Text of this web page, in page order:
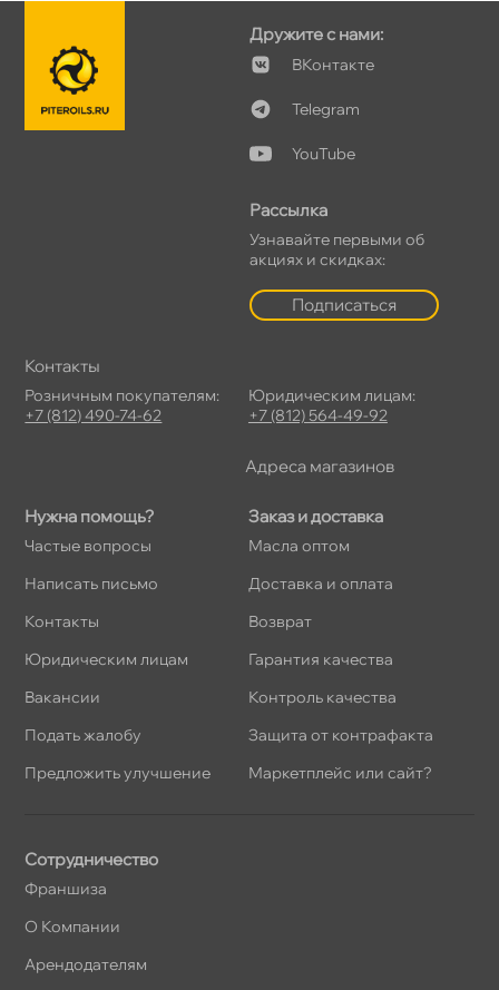
Нужна помощь?
Частые вопросы
Написать письмо
Контакты
Юридическим лицам
акансии
Подать жалобу
Предложить улучшение
Заказ и доставка
Масла оптом
Доставка и оплата
озврат
Гарантия качества
Контроль качества
Защита от контрафакта
Маркетплейс или сайт?
Дружите с нами:
Контакте
Telegram
YouTube
Рассылка
Узнавайте первыми о
акциях и скидках:
Подписаться
Сотрудничество
Франшиза
О Компании
Арендодателям
Контакты
Розничным покупателям:
+7 (812) 490-74-62
Юридическим лицам:
+7 (812) 564-49-92
Адреса магазино